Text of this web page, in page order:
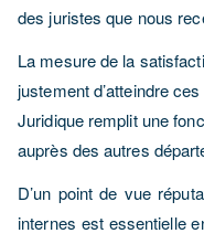
des juristes que nous
La mesure de la
justement d’atteindre
Juridique remplit une
auprès des autres
D’un point de vue
internes est essentielle